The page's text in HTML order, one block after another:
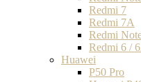
Redmi 7
Redmi 7A
Redmi
Redmi 6 /
Huawei
P50 Pro